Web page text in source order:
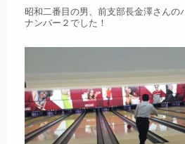
昭和二番目の男、前支部長金澤さんの
ナンバー２でした！